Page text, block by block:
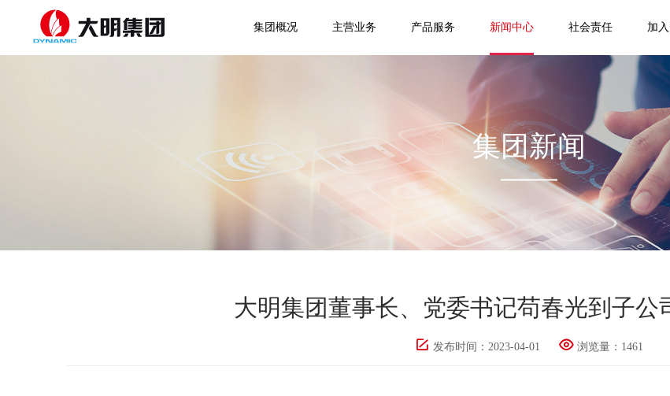
集团概况 主营业务 产品服务 新闻中心 社会责任 加
集团新闻
大明集团董事长、党委书记苟春光到子公
发布时间：2023-04-01 浏览量： 1461